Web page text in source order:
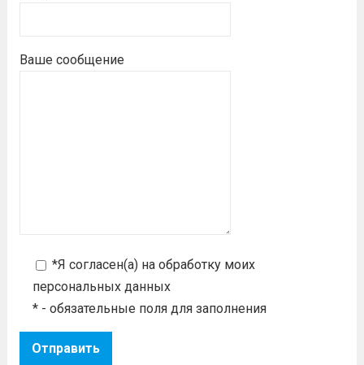
Ваше сообщение
*Я согласен(а) на обработку моих
персональных данных
* - обязательные поля для заполнения